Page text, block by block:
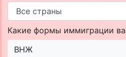
Какие формы иммиграции
ВНЖ